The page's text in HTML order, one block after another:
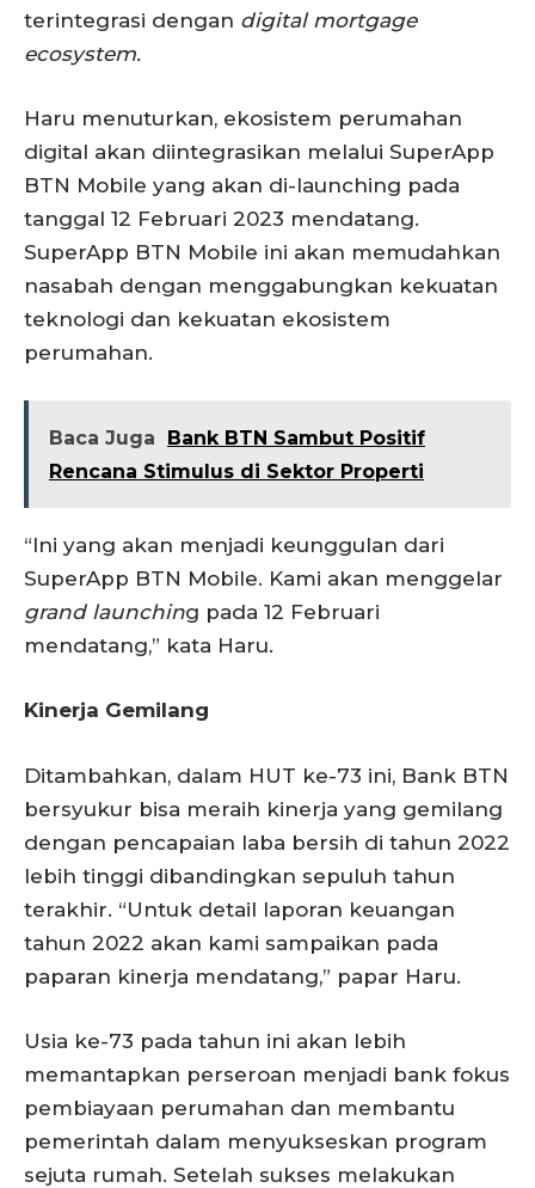
terintegrasi dengan digital mortgage
ecosystem.
Haru menuturkan, ekosistem perumahan
digital akan diintegrasikan melalui SuperApp
BTN Mobile yang akan di-launching pada
tanggal 12 Februari 2023 mendatang.
SuperApp BTN Mobile ini akan memudahkan
nasabah dengan menggabungkan kekuatan
teknologi dan kekuatan ekosistem
perumahan.
Baca Juga
Bank BTN Sambut Positif
Rencana Stimulus di Sektor Properti
“Ini yang akan menjadi keunggulan dari
SuperApp BTN Mobile. Kami akan menggelar
grand launching pada 12 Februari
mendatang,” kata Haru.
Kinerja Gemilang
Ditambahkan, dalam HUT ke-73 ini, Bank BTN
bersyukur bisa meraih kinerja yang gemilang
dengan pencapaian laba bersih di tahun 2022
lebih tinggi dibandingkan sepuluh tahun
terakhir. “Untuk detail laporan keuangan
tahun 2022 akan kami sampaikan pada
paparan kinerja mendatang,” papar Haru.
Usia ke-73 pada tahun ini akan lebih
memantapkan perseroan menjadi bank fokus
pembiayaan perumahan dan membantu
pemerintah dalam menyukseskan program
sejuta rumah. Setelah sukses melakukan